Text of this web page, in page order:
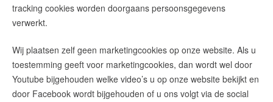
tracking cookies worden doorgaans persoonsgegevens
verwerkt.
Wij plaatsen zelf geen marketingcookies op onze website. Als u
toestemming geeft voor marketingcookies, dan wordt wel door
Youtube bijgehouden welke video’s u op onze website bekijkt en
door Facebook wordt bijgehouden of u ons volgt via de social